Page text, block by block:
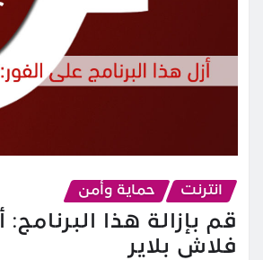
انترنت حماية وأمن
قم بإزالة هذا
فلاش بلاير